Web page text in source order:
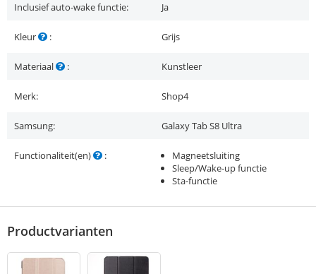
Inclusief auto-wake functie: Ja
Kleur : Grijs
Materiaal : Kunstleer
Merk: Shop4
Samsung: Galaxy Tab S8 Ultra
Functionaliteit(en) :
Magneetsluiting
Sleep/Wake-up functie
Sta-functie
Productvarianten